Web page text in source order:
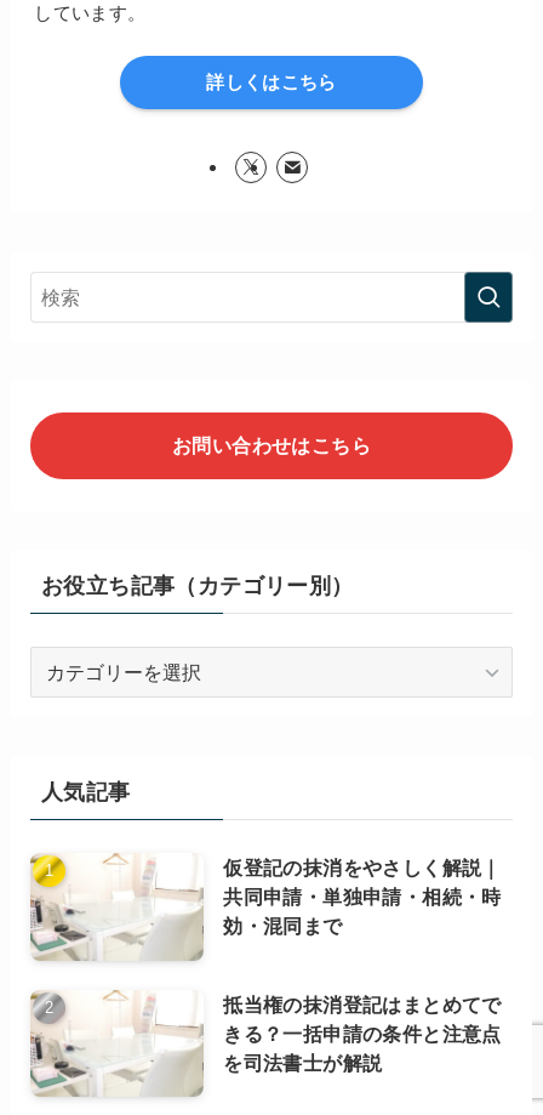
しています。
詳しくはこちら
お問い合わせはこちら
お役立ち記事（カテゴリー別）
テ
ゴ
リ
ー
別）
人気記事
仮登記の抹消をやさしく解説｜
共同申請・単独申請・相続・時
効・混同まで
抵当権の抹消登記はまとめてで
きる？一括申請の条件と注意点
を司法書士が解説